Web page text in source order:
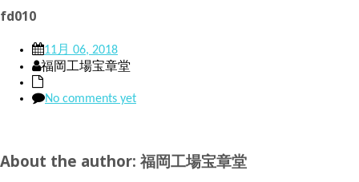
fd010
11月 06, 2018
福岡工場宝章堂
No comments yet
About the author: 福岡工場宝章堂